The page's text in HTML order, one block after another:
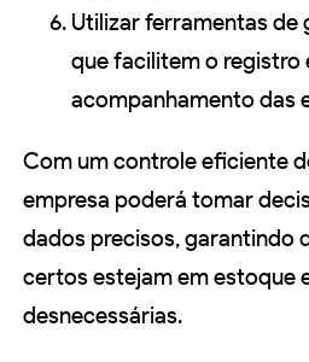
Utilizar ferramentas de
que facilitem o registro
acompanhamento das
Com um controle eficiente
empresa poderá tomar
dados precisos, garantindo
certos estejam em estoque
desnecessárias.